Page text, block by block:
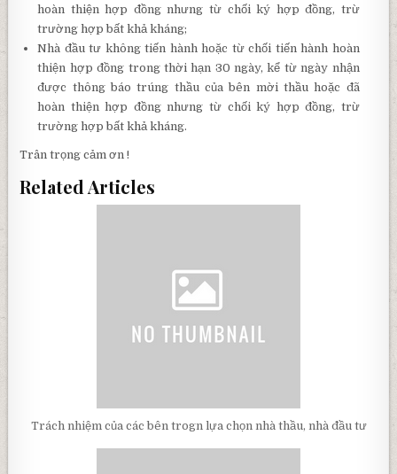
hoàn thiện hợp đồng nhưng từ chối ký hợp đồng, trừ
trường hợp bất khả kháng;
Nhà đầu tư không tiến hành hoặc từ chối tiến hành hoàn
thiện hợp đồng trong thời hạn 30 ngày, kể từ ngày nhận
được thông báo trúng thầu của bên mời thầu hoặc đã
hoàn thiện hợp đồng nhưng từ chối ký hợp đồng, trừ
trường hợp bất khả kháng.
Trân trọng cảm ơn !
Related Articles
Trách nhiệm của các bên trogn lựa chọn nhà thầu, nhà đầu tư